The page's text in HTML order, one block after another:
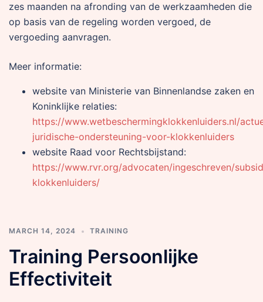
zes maanden na afronding van de werkzaamheden die
op basis van de regeling worden vergoed, de
vergoeding aanvragen.
Meer informatie:
website van Ministerie van Binnenlandse zaken en
Koninklijke relaties:
https://www.wetbeschermingklokkenluiders.nl/
juridische-ondersteuning-voor-klokkenluiders
website Raad voor Rechtsbijstand:
https://www.rvr.org/advocaten/ingeschreven/
klokkenluiders/
MARCH 14, 2024 TRAINING
Training Persoonlijke
Effectiviteit